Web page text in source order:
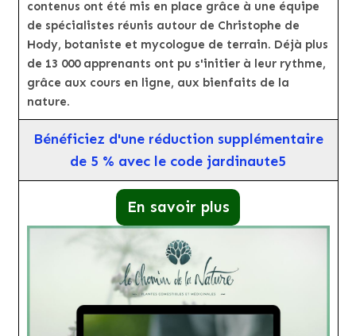
contenus ont été mis en place grâce à une équipe
de spécialistes réunis autour de Christophe de
Hody, botaniste et mycologue de terrain. Déjà plus
de 13 000 apprenants ont pu s'initier à leur rythme,
grâce aux cours en ligne, aux bienfaits de la
nature.
Bénéficiez d'une réduction supplémentaire
de 5 % avec le code jardinaute5
En savoir plus